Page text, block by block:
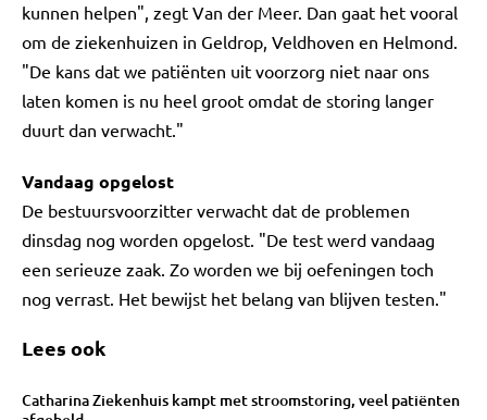
kunnen helpen", zegt Van der Meer. Dan gaat het vooral
om de ziekenhuizen in Geldrop, Veldhoven en Helmond.
"De kans dat we patiënten uit voorzorg niet naar ons
laten komen is nu heel groot omdat de storing langer
duurt dan verwacht."
Vandaag opgelost
De bestuursvoorzitter verwacht dat de problemen
dinsdag nog worden opgelost. "De test werd vandaag
een serieuze zaak. Zo worden we bij oefeningen toch
nog verrast. Het bewijst het belang van blijven testen."
Lees ook
Catharina Ziekenhuis kampt met stroomstoring, veel patiënten